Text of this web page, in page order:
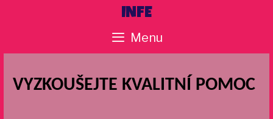
INFE
Menu
VYZKOUŠEJTE KVALITNÍ POMOC